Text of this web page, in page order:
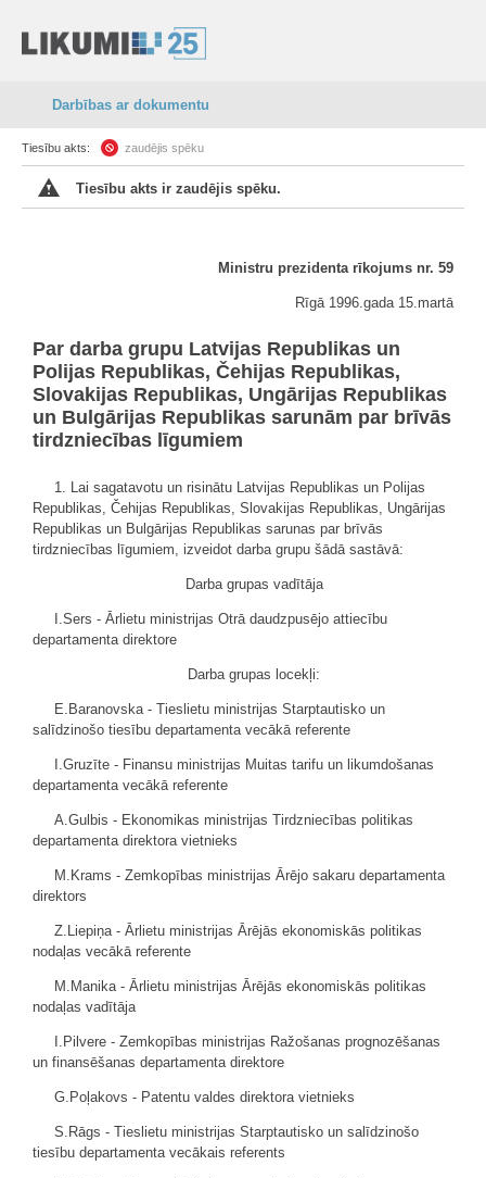
Darbības ar dokumentu
Tiesību akts: zaudējis spēku
Tiesību akts ir zaudējis spēku.
Ministru prezidenta rīkojums nr. 59
Rīgā 1996.gada 15.martā
Par darba grupu Latvijas Republikas un
Polijas Republikas, Čehijas Republikas,
Slovakijas Republikas, Ungārijas Republikas
un Bulgārijas Republikas sarunām par brīvās
tirdzniecības līgumiem
1. Lai sagatavotu un risinātu Latvijas Republikas un Polijas
Republikas, Čehijas Republikas, Slovakijas Republikas, Ungārijas
Republikas un Bulgārijas Republikas sarunas par brīvās
tirdzniecības līgumiem, izveidot darba grupu šādā sastāvā:
Darba grupas vadītāja
I.Sers - Ārlietu ministrijas Otrā daudzpusējo attiecību
departamenta direktore
Darba grupas locekļi:
E.Baranovska - Tieslietu ministrijas Starptautisko un
salīdzinošo tiesību departamenta vecākā referente
I.Gruzīte - Finansu ministrijas Muitas tarifu un likumdošanas
departamenta vecākā referente
A.Gulbis - Ekonomikas ministrijas Tirdzniecības politikas
departamenta direktora vietnieks
M.Krams - Zemkopības ministrijas Ārējo sakaru departamenta
direktors
Z.Liepiņa - Ārlietu ministrijas Ārējās ekonomiskās politikas
nodaļas vecākā referente
M.Manika - Ārlietu ministrijas Ārējās ekonomiskās politikas
nodaļas vadītāja
I.Pilvere - Zemkopības ministrijas Ražošanas prognozēšanas
un finansēšanas departamenta direktore
G.Poļakovs - Patentu valdes direktora vietnieks
S.Rāgs - Tieslietu ministrijas Starptautisko un salīdzinošo
tiesību departamenta vecākais referents